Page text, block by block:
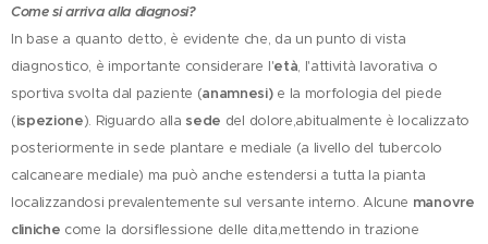
Come si arriva alla diagnosi?
In base a quanto detto, è evidente che, da un punto di vista
diagnostico, è importante considerare l'età, l'attività lavorativa o
sportiva svolta dal paziente (anamnesi) e la morfologia del piede
(ispezione). Riguardo alla sede del dolore,abitualmente è localizzato
posteriormente in sede plantare e mediale (a livello del tubercolo
calcaneare mediale) ma può anche estendersi a tutta la pianta
localizzandosi prevalentemente sul versante interno. Alcune manovre
cliniche come la dorsiflessione delle dita,mettendo in trazione